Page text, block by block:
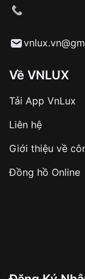
Từ khóa SEO:
sản
hàng
Số tiền
✔️ Đảm
✔️ Hạn
Về VNLUX
Tải App VnLux
Liên hệ
Giới thiệu về
Đồng hồ Online